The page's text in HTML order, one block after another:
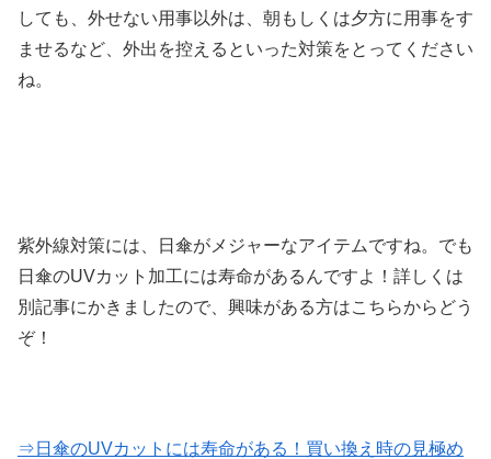
しても、外せない用事以外は、朝もしくは夕方に用事をす
ませるなど、外出を控えるといった対策をとってください
ね。
紫外線対策には、日傘がメジャーなアイテムですね。でも
日傘のUVカット加工には寿命があるんですよ！詳しくは
別記事にかきましたので、興味がある方はこちらからどう
ぞ！
⇒日傘のUVカットには寿命がある！買い換え時の見極め